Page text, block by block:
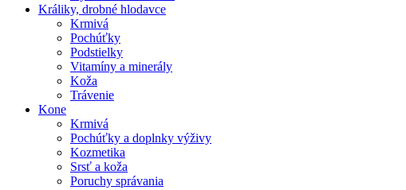
Králiky, drobné hlodavce
Krmivá
Pochúťky
Podstielky
Vitamíny a minerály
Koža
Trávenie
Kone
Krmivá
Pochúťky a doplnky výživy
Kozmetika
Srsť a koža
Poruchy správania